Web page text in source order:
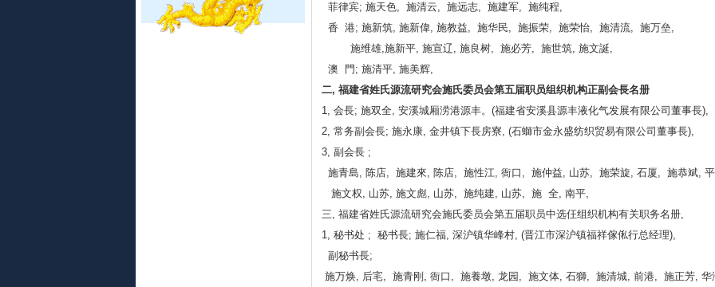
菲律宾; 施天色, 施清云, 施远志, 施建军, 施纯程,
香 港; 施新筑, 施新偉, 施教益, 施华民, 施振荣, 施荣怡, 施清流, 施万垒,
施维雄,施新平, 施宣辽, 施良树, 施必芳, 施世筑, 施文誕,
澳 門; 施清平, 施美辉,
二, 福建省姓氏源流研究会施氏委员会第五届职员组织机构正副会長名册
1, 会長; 施双全, 安溪城厢涝港源丰。(福建省安溪县源丰液化气发展有限公司董事長),
2, 常务副会長; 施永康, 金井镇下長房寮, (石螄市金永盛纺织贸易有限公司董事長),
3, 副会長 ;
施青島, 陈店, 施建來, 陈店, 施性江, 衙口, 施仲益, 山苏, 施荣旋, 石厦, 施恭斌,
施文权, 山苏, 施文彪, 山苏, 施纯建, 山苏, 施 全, 南平,
三, 福建省姓氏源流研究会施氏委员会第五届职员中选仼组织机构有关职务名册,
1, 秘书处 ; 秘书長; 施仁福, 深沪镇华峰村, (晋江市深沪镇福祥傢俬行总经理),
副秘书長;
施万焕, 后宒, 施青刚, 衙口, 施養墩, 龙园, 施文体, 石獅, 施清城, 前港, 施正芳, 华